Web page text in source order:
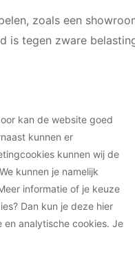
zoals een
is tegen zware
voor garages
voertuigen,
bieden ze een luxe en
wordt of waar een
kan de website goed
kunnen er
kunnen wij de
kunnen je namelijk
informatie of je keuze
Dan kun je deze hier
analytische cookies. Je